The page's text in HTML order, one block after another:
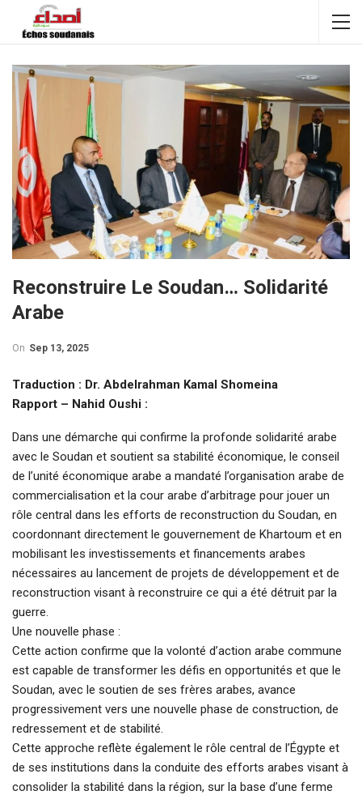
Reconstruire Le Soudan… Solidarité
Arabe
On Sep 13, 2025
Traduction : Dr. Abdelrahman Kamal Shomeina
Rapport – Nahid Oushi :
Dans une démarche qui confirme la profonde solidarité arabe
avec le Soudan et soutient sa stabilité économique, le conseil
de l’unité économique arabe a mandaté l’organisation arabe de
commercialisation et la cour arabe d’arbitrage pour jouer un
rôle central dans les efforts de reconstruction du Soudan, en
coordonnant directement le gouvernement de Khartoum et en
mobilisant les investissements et financements arabes
nécessaires au lancement de projets de développement et de
reconstruction visant à reconstruire ce qui a été détruit par la
guerre.
Une nouvelle phase :
Cette action confirme que la volonté d’action arabe commune
est capable de transformer les défis en opportunités et que le
Soudan, avec le soutien de ses frères arabes, avance
progressivement vers une nouvelle phase de construction, de
redressement et de stabilité.
Cette approche reflète également le rôle central de l’Égypte et
de ses institutions dans la conduite des efforts arabes visant à
consolider la stabilité dans la région, sur la base d’une ferme